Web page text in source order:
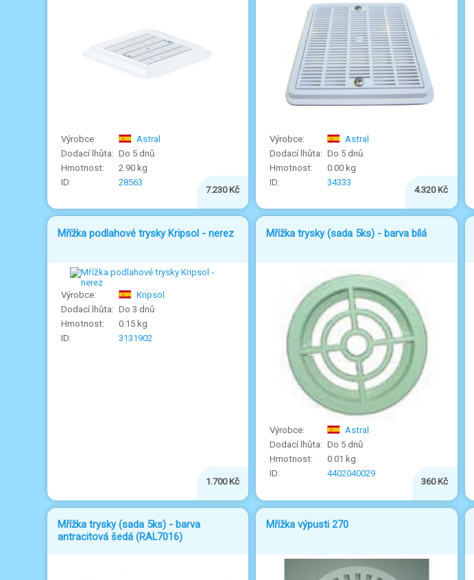
Astral
Do 5 dnů
2.90 kg
28563
7.230 Kč
Astral
Do 5 dnů
0.00 kg
34333
4.320 Kč
Mřížka podlahové trysky Kripsol - nerez
Kripsol
Do 3 dnů
0.15 kg
3131902
1.700 Kč
Mřížka trysky (sada 5ks) - barva bílá
Astral
Do 5 dnů
0.01 kg
4402040029
360 Kč
Mřížka trysky (sada 5ks) - barva
antracitová šedá (RAL7016)
Mřížka výpusti 270